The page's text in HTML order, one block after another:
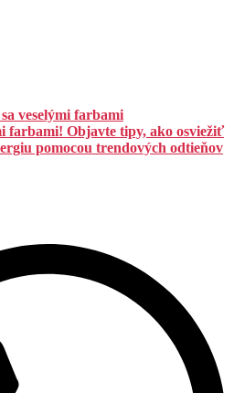
veselými farbami
farbami! Objavte tipy, ako osviežiť
pomocou trendových odtieňov